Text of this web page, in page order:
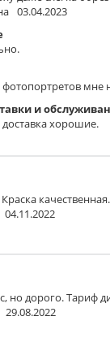
трос
легко
клеевым слоем
из крепкого
03.04.2023
фотопортретов мне
и
хорошие.
04.11.2022
но дорого. Тариф
29.08.2022